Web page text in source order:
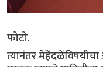
फोटो.
त्यानंतर